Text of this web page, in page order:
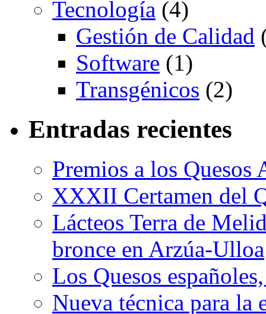
Tecnología (4)
Gestión de Calidad
Software (1)
Transgénicos (2)
Entradas recientes
Premios a los Quesos
XXXII Certamen del
Lácteos Terra de
bronce en Arzúa-Ulloa
Los Quesos
Nueva técnica para la